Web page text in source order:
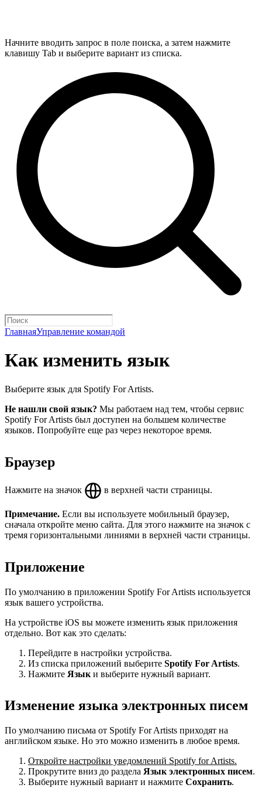
Начните вводить запрос в поле поиска, а затем нажмите
клавишу Tab и выберите вариант из списка.
ГлавнаяУправление командой
Как изменить язык
Выберите язык для Spotify For Artists.
Не нашли свой язык? Мы работаем над тем, чтобы сервис
Spotify For Artists был доступен на большем количестве
языков. Попробуйте еще раз через некоторое время.
Браузер
Нажмите на значок в верхней части страницы.
Примечание. Если вы используете мобильный браузер,
сначала откройте меню сайта. Для этого нажмите на значок с
тремя горизонтальными линиями в верхней части страницы.
Приложение
По умолчанию в приложении Spotify For Artists используется
язык вашего устройства.
На устройстве iOS вы можете изменить язык приложения
отдельно. Вот как это сделать:
Перейдите в настройки устройства.
Из списка приложений выберите Spotify For Artists.
Нажмите Язык и выберите нужный вариант.
Изменение языка электронных писем
По умолчанию письма от Spotify For Artists приходят на
английском языке. Но это можно изменить в любое время.
Откройте настройки уведомлений Spotify for Artists.
Прокрутите вниз до раздела Язык электронных писем.
Выберите нужный вариант и нажмите Сохранить.